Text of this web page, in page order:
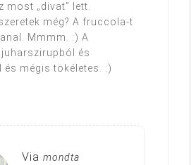
most „divat” lett.
még? A fruccola-t
Mmmm. :) A
és
mégis tökéletes. :)
Via mondta